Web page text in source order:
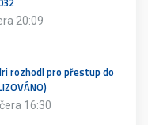
20:09
rozhodl pro přestup do
16:30